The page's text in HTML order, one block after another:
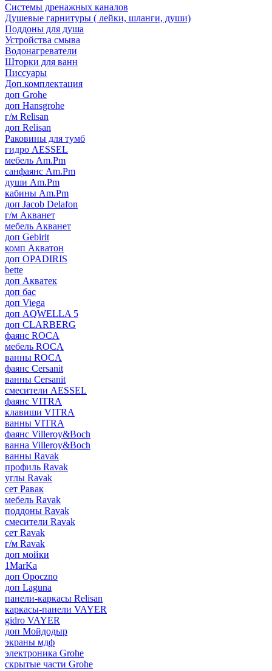
Системы дренажных каналов
Душевые гарнитуры ( лейки, шланги, души)
Поддоны для душа
Устройства смыва
Водонагреватели
Шторки для ванн
Писсуары
Доп.комплектация
доп Grohe
доп Hansgrohe
г/м Relisan
доп Relisan
Раковины для тумб
гидро AESSEL
мебель Am.Pm
санфаянс Am.Pm
души Am.Pm
кабины Am.Pm
доп Jacob Delafon
г/м Акванет
мебель Акванет
доп Gebirit
комп Акватон
доп OPADIRIS
bette
доп Акватек
доп бас
доп Viega
доп AQWELLA 5
доп CLARBERG
фаянс ROCA
мебель ROCA
ванны ROCA
фаянс Cersanit
ванны Cersanit
смесители AESSEL
фаянс VITRA
клавиши VITRA
ванны VITRA
фаянс Villeroy&Boch
ванна Villeroy&Boch
ванны Ravak
профиль Ravak
углы Ravak
сет Равак
мебель Ravak
поддоны Ravak
смесители Ravak
сет Ravak
г/м Ravak
доп мойки
1MarKa
доп Opoczno
доп Laguna
панели-каркасы Relisan
каркасы-панели VAYER
gidro VAYER
доп Мойдодыр
экраны мдф
электроника Grohe
скрытые части Grohe